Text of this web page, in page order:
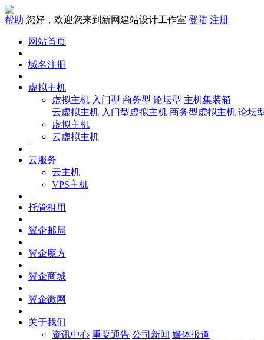
帮助 您好，欢迎您来到新网建站设计工作室 登陆 注册
网站首页
域名注册
虚拟主机
虚拟主机 入门型 商务型 论坛型 主机集装箱
云虚拟主机 入门型虚拟主机 商务型虚拟主机 论坛
虚拟主机
云虚拟主机
|
云服务
云主机
VPS主机
|
托管租用
翼企邮局
翼企魔方
翼企商城
翼企微网
关于我们
资讯中心 重要通告 公司新闻 媒体报道